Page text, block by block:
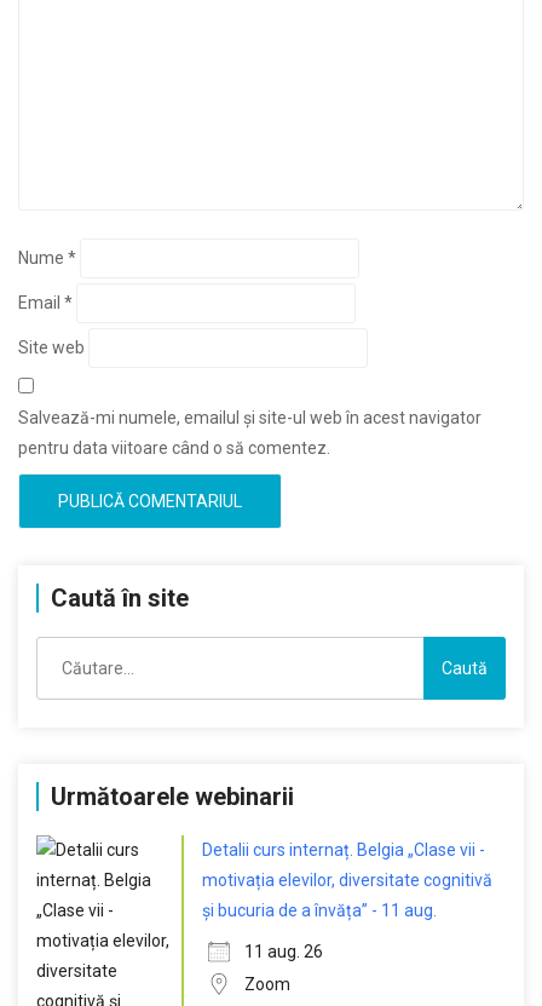
Nume *
Email *
Site web
Salvează-mi numele, emailul și site-ul web în acest navigator
pentru data viitoare când o să comentez.
Caută în site
după:
Următoarele webinarii
Detalii curs internaț. Belgia „Clase vii -
motivația elevilor, diversitate cognitivă
și bucuria de a învăța” - 11 aug.
11 aug. 26
Zoom